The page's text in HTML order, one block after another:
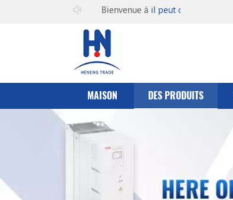
Bienvenue àil peut co., Ltd
MAISON DES PRODUITS